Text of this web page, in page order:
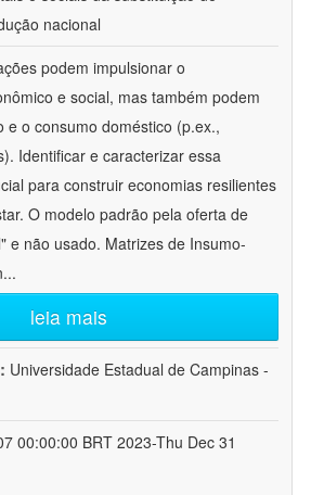
nacional
podem impulsionar o
e social, mas também podem
e o consumo doméstico (p.ex.,
Identificar e caracterizar essa
para construir economias resilientes
O modelo padrão pela oferta de
e não usado. Matrizes de Insumo-
...
leia mais
Universidade Estadual de Campinas -
00:00:00 BRT 2023-Thu Dec 31